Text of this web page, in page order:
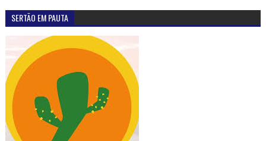
SERTÃO EM PAUTA